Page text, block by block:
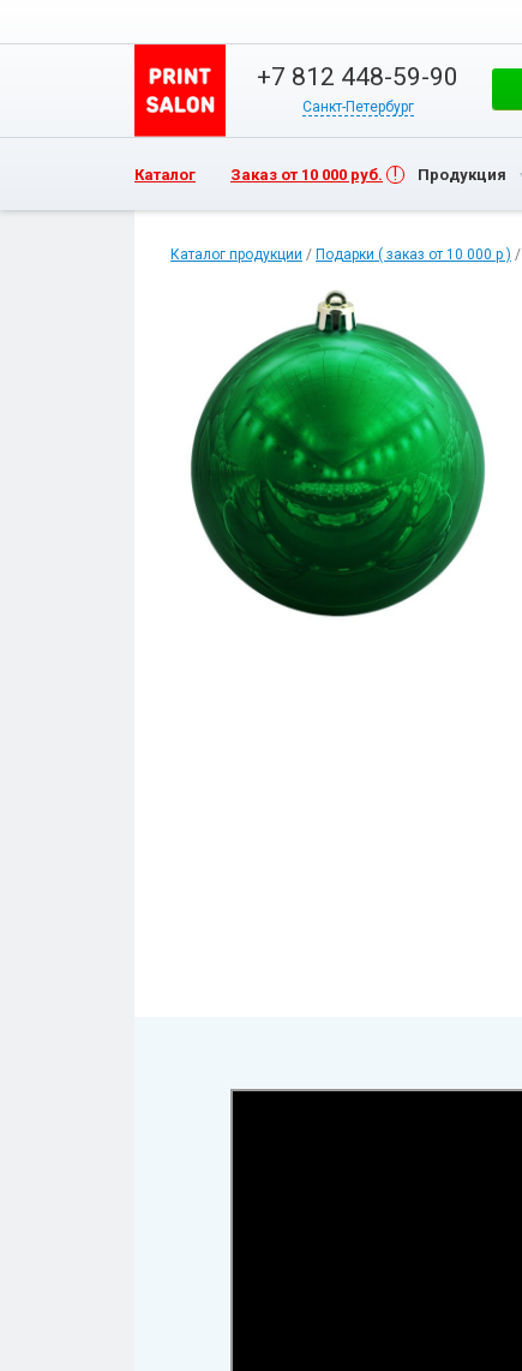
+7 812 448-59-90
Санкт-Петербург
Каталог Заказ от 10 000 руб. Продукция
Каталог продукции / Подарки ( заказ от 10 000 р ) /